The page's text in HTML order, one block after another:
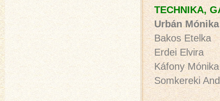
TECHNIKA,
Urbán Mónika
Bakos Etelka
Erdei Elvira
Káfony Mónika
Somkereki